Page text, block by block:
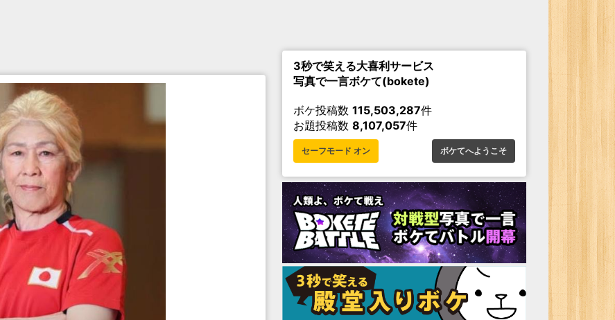
3秒で笑える大喜利サービス
写真で一言ボケて(bokete)
ボケ投稿数 115,503,287件
お題投稿数 8,107,057件
セーフモード オン ボケてへようこそ